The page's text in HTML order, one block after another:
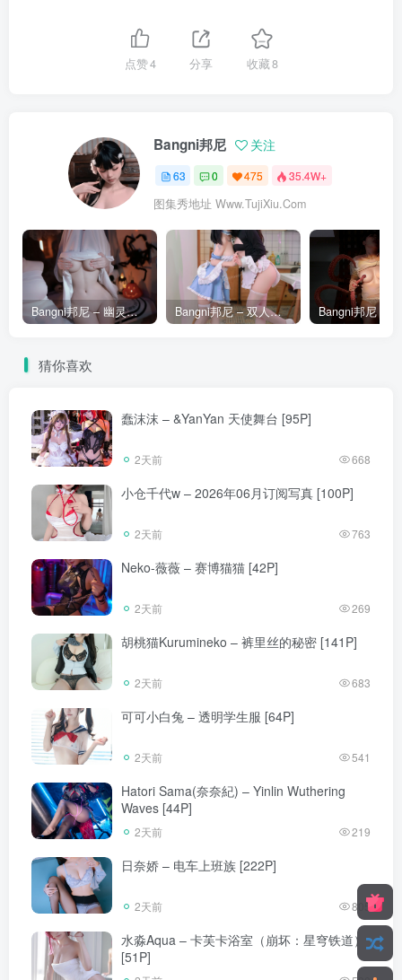
点赞4 分享 收藏8
Bangni邦尼 关注
63 0 475 35.4W+
图集秀地址 Www.TujiXiu.Com
Bangni邦尼 – 幽灵娘 [86P] Bangni邦尼 – 双人女仆 [67P]
猜你喜欢
蠢沫沫 – &YanYan 天使舞台 [95P]
2天前 668
小仓千代w – 2026年06月订阅写真 [100P]
2天前 763
Neko-薇薇 – 赛博猫猫 [42P]
2天前 269
胡桃猫Kurumineko – 裤里丝的秘密 [141P]
2天前 683
可可小白兔 – 透明学生服 [64P]
2天前 541
Hatori Sama(奈奈紀) – Yinlin Wuthering
Waves [44P]
2天前 219
日奈娇 – 电车上班族 [222P]
2天前 805
水淼Aqua – 卡芙卡浴室（崩坏：星穹铁道）
[51P]